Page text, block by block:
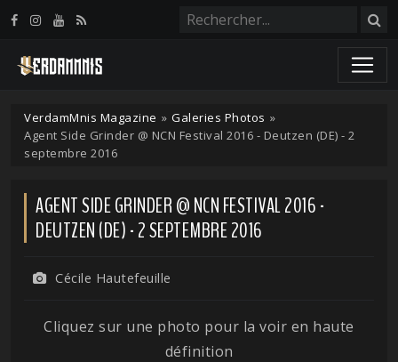
VerdamMnis Magazine » Galeries Photos »
Agent Side Grinder @ NCN Festival 2016 - Deutzen (DE) - 2
septembre 2016
AGENT SIDE GRINDER @ NCN FESTIVAL 2016 -
DEUTZEN (DE) - 2 SEPTEMBRE 2016
Cécile Hautefeuille
Cliquez sur une photo pour la voir en haute
définition
Panneau de gestion des cookies